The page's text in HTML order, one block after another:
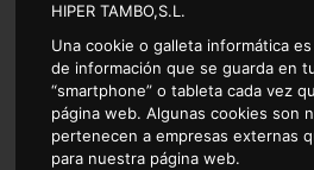
HIPER TAMBO,S.L.
Una cookie o galleta informática
de información que se guarda en
“smartphone” o tableta cada vez
página web. Algunas cookies son
pertenecen a empresas externas
para nuestra página web.
Drogueria
Ambientador fresh aire coopermatic